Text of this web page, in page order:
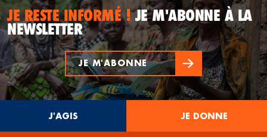
JE RESTE INFORMÉ !JE M'ABONNE À LA
NEWSLETTER
JE M'ABONNE
J'AGIS JE DONNE